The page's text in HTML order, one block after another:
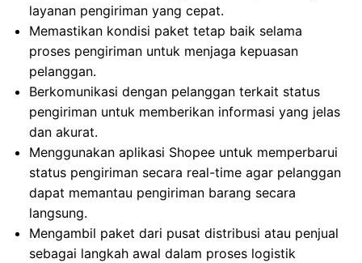
layanan pengiriman yang cepat.
Memastikan kondisi paket tetap baik selama
proses pengiriman untuk menjaga kepuasan
pelanggan.
Berkomunikasi dengan pelanggan terkait status
pengiriman untuk memberikan informasi yang jelas
dan akurat.
Menggunakan aplikasi Shopee untuk memperbarui
status pengiriman secara real-time agar pelanggan
dapat memantau pengiriman barang secara
langsung.
Mengambil paket dari pusat distribusi atau penjual
sebagai langkah awal dalam proses logistik